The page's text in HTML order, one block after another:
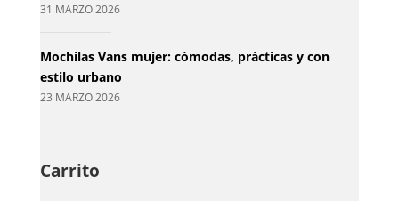
31 MARZO 2026
Mochilas Vans mujer: cómodas, prácticas y con
estilo urbano
23 MARZO 2026
Carrito